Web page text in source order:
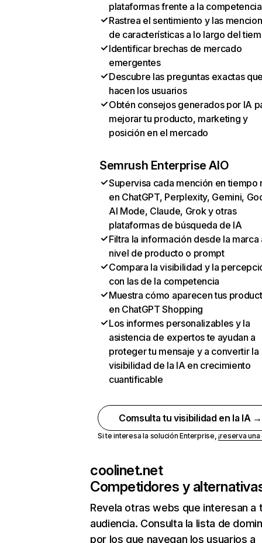
plataformas frente a la competencia
Rastrea el sentimiento y las
de características a lo largo del
Identificar brechas de mercado
emergentes
Descubre las preguntas exactas
hacen los usuarios
Obtén consejos generados por IA
mejorar tu producto, marketing y
posición en el mercado
Semrush Enterprise AIO
Supervisa cada mención en tiempo
en ChatGPT, Perplexity, Gemini,
AI Mode, Claude, Grok y otras
plataformas de búsqueda de IA
Filtra la información desde la marca
nivel de producto o prompt
Compara la visibilidad y la
con las de la competencia
Muestra cómo aparecen tus
en ChatGPT Shopping
Los informes personalizables y la
asistencia de expertos te ayudan a
proteger tu mensaje y a convertir la
visibilidad de la IA en crecimiento
cuantificable
Comsulta tu visibilidad en la IA →
Si te interesa la solución Enterprise,¡reserva
coolinet.net
Competidores y
Revela otras webs que interesan a
audiencia. Consulta la lista de
por los que navegan los usuarios a